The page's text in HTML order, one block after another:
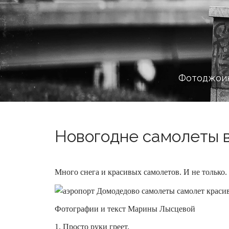
Новогодне самолеты
Много снега и красивых самолетов. И не только.
Фотографии и текст Марины Лысцевой
1. Просто руки греет.